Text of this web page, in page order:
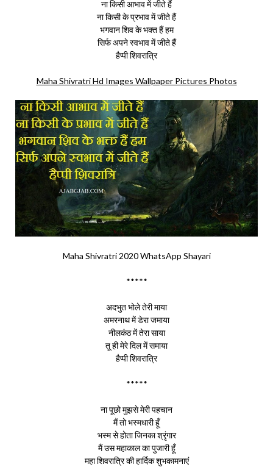
ना किसी आभाव में जीते हैं
ना किसी के प्रभाव में जीते हैं
भगवान शिव के भक्त हैं हम
सिर्फ अपने स्वभाव में जीते हैं
हैप्पी शिवरात्रि
Maha Shivratri Hd Images Wallpaper Pictures Photos
Maha Shivratri 2020 WhatsApp Shayari
*****
अदभुत भोले तेरी माया
अमरनाथ में डेरा जमाया
नीलकंठ में तेरा साया
तू ही मेरे दिल में समाया
हैप्पी शिवरात्रि
*****
ना पूछो मुझसे मेरी पहचान
मैं तो भस्मधारी हूँ
भस्म से होता जिनका श्रृंगार
मैं उस महाकाल का पुजारी हूँ
महा शिवरात्रि की हार्दिक शुभकामनाएं